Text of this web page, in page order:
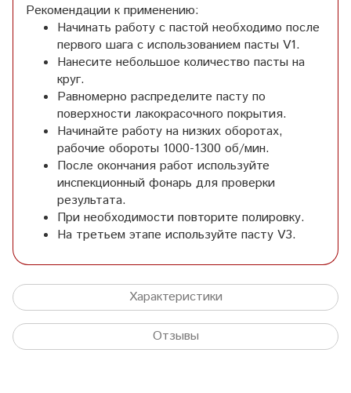
Рекомендации к применению:
Начинать работу с пастой необходимо после
первого шага с использованием пасты V1.
Нанесите небольшое количество пасты на
круг.
Равномерно распределите пасту по
поверхности лакокрасочного покрытия.
Начинайте работу на низких оборотах,
рабочие обороты 1000-1300 об/мин.
После окончания работ используйте
инспекционный фонарь для проверки
результата.
При необходимости повторите полировку.
На третьем этапе используйте пасту V3.
Характеристики
Отзывы